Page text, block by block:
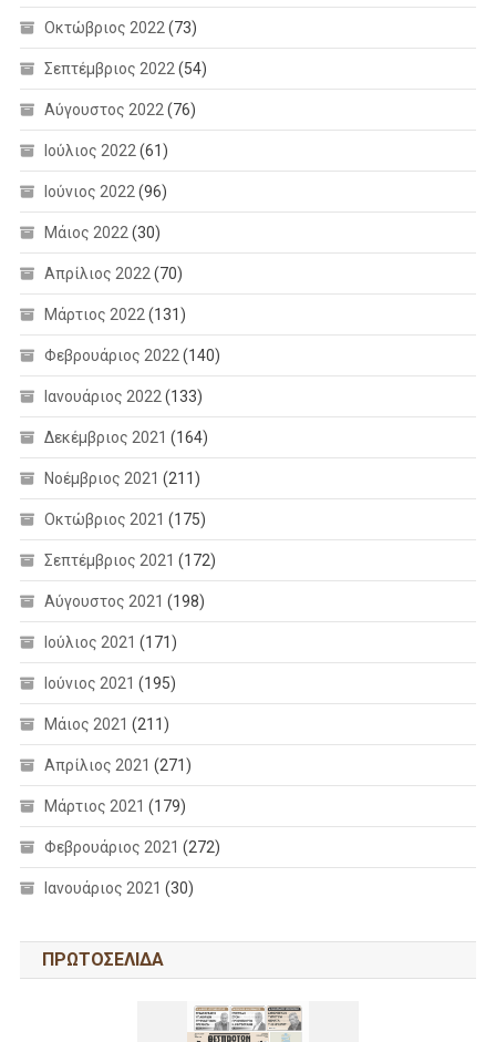
Οκτώβριος 2022 (73)
Σεπτέμβριος 2022 (54)
Αύγουστος 2022 (76)
Ιούλιος 2022 (61)
Ιούνιος 2022 (96)
Μάιος 2022 (30)
Απρίλιος 2022 (70)
Μάρτιος 2022 (131)
Φεβρουάριος 2022 (140)
Ιανουάριος 2022 (133)
Δεκέμβριος 2021 (164)
Νοέμβριος 2021 (211)
Οκτώβριος 2021 (175)
Σεπτέμβριος 2021 (172)
Αύγουστος 2021 (198)
Ιούλιος 2021 (171)
Ιούνιος 2021 (195)
Μάιος 2021 (211)
Απρίλιος 2021 (271)
Μάρτιος 2021 (179)
Φεβρουάριος 2021 (272)
Ιανουάριος 2021 (30)
ΠΡΩΤΟΣΕΛΙΔΑ